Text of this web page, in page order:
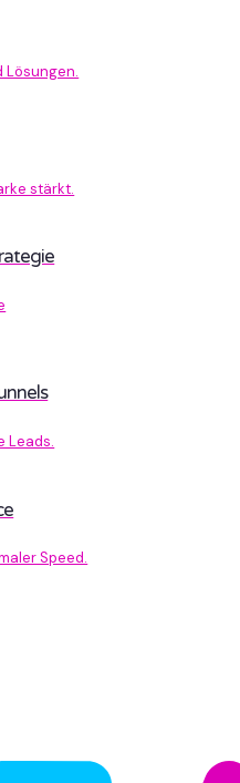
Lösungen.
stärkt.
Leads.
Speed.